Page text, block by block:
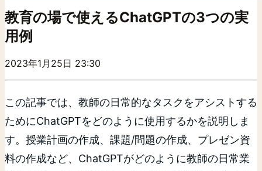
教育の場で使えるChatGPTの3つの実
用例
2023年1月25日 23:30
この記事では、教師の日常的なタスクをアシストする
ためにChatGPTをどのように使用するかを説明しま
す。授業計画の作成、課題/問題の作成、プレゼン資
料の作成など、ChatGPTがどのように教師の日常業